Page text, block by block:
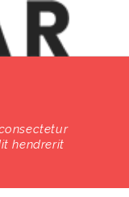
hendrerit